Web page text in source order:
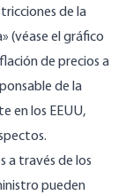
de la
(véase el gráfico
de precios a
de la
en los EEUU,
a través de los
pueden